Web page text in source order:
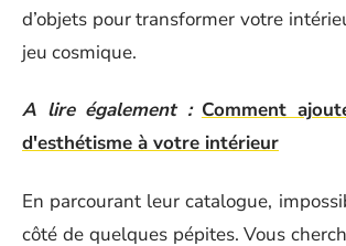
d’objets pour transformer votre
jeu cosmique.
A lire également : Comment
d'esthétisme à votre intérieur
En parcourant leur catalogue,
côté de quelques pépites. Vous